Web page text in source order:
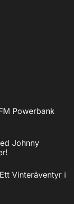
Powerbank
Johnny
Vinteräventyr i